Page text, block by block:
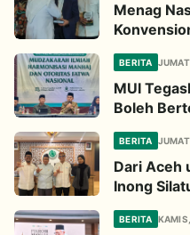
Menag
Ma'ruf
BERITA
MUI
Boleh
Pusat
BERITA
Dari Aceh
Inong
MUI
BERITA